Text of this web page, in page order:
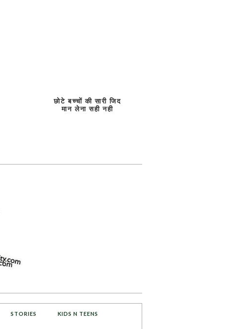
छोटे बच्चों की सारी जिद
मान लेना सही नही
STORIES KIDS N TEENS